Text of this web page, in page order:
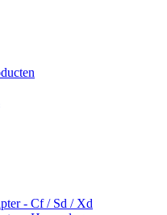
- Cf / Sd / Xd